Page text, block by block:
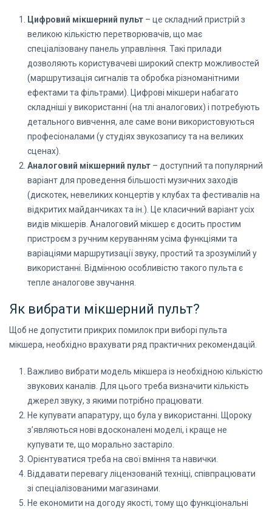
Цифровий мікшерний пульт – це складний пристрій з
великою кількістю перетворювачів, що має
спеціалізовану панель управління. Такі прилади
дозволяють користувачеві широкий спектр можливостей
(маршрутизація сигналів та обробка різноманітними
ефектами та фільтрами). Цифрові мікшери набагато
складніші у використанні (на тлі аналогових) і потребують
детального вивчення, але саме вони використовуються
професіоналами (у студіях звукозапису та на великих
сценах).
Аналоговий мікшерний пульт – доступний та популярний
варіант для проведення більшості музичних заходів
(дискотек, невеликих концертів у клубах та фестивалів на
відкритих майданчиках та ін.). Це класичний варіант усіх
видів мікшерів. Аналоговий мікшер є досить простим
пристроєм з ручним керуванням усіма функціями та
варіаціями маршрутизації звуку, простий та зрозумілий у
використанні. Відмінною особливістю такого пульта є
тепле аналогове звучання.
Як вибрати мікшерний пульт?
Щоб не допустити прикрих помилок при виборі пульта
мікшера, необхідно врахувати ряд практичних рекомендацій.
Важливо вибрати модель мікшера із необхідною кількістю
звукових каналів. Для цього треба визначити кількість
джерел звуку, з якими потрібно працювати.
Не купувати апаратуру, що була у використанні. Щороку
з’являються нові вдосконалені моделі, і краще не
купувати те, що морально застаріло.
Орієнтуватися треба на свої вміння та навички.
Віддавати перевагу ліцензованій техніці, співпрацювати
зі спеціалізованими магазинами.
Не економити на догоду якості, тому що функціональні